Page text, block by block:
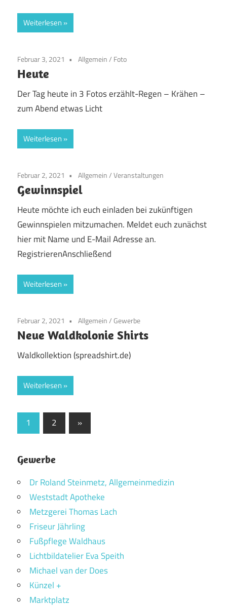
Weiterlesen
Februar 3, 2021 Allgemein/ Foto
Heute
Der Tag heute in 3 Fotos erzählt-Regen – Krähen –
zum Abend etwas Licht
Weiterlesen
Februar 2, 2021 Allgemein/Veranstaltungen
Gewinnspiel
Heute möchte ich euch einladen bei zukünftigen
Gewinnspielen mitzumachen. Meldet euch zunächst
hier mit Name und E-Mail Adresse an.
RegistrierenAnschließend
Weiterlesen
Februar 2, 2021 Allgemein/Gewerbe
Neue Waldkolonie Shirts
Waldkollektion (spreadshirt.de)
Weiterlesen
Seitennummerierung
der
Beiträge
1 2
Nächste
Beiträge
»
Gewerbe
Dr Roland Steinmetz, Allgemeinmedizin
Weststadt Apotheke
Metzgerei Thomas Lach
Friseur Jährling
Fußpflege Waldhaus
Lichtbildatelier Eva Speith
Michael van der Does
Künzel +
Marktplatz